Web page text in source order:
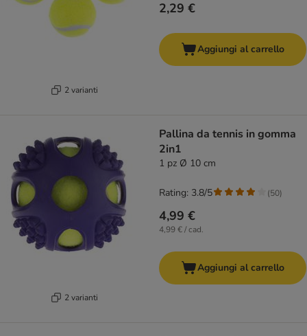
2 varianti
2,29 €
Aggiungi al carrello
2 varianti
Pallina da tennis in gomma
2in1
1 pz Ø 10 cm
4,99 €
4,99 € / cad.
Rating: 3.8/5 (50)
Aggiungi al carrello